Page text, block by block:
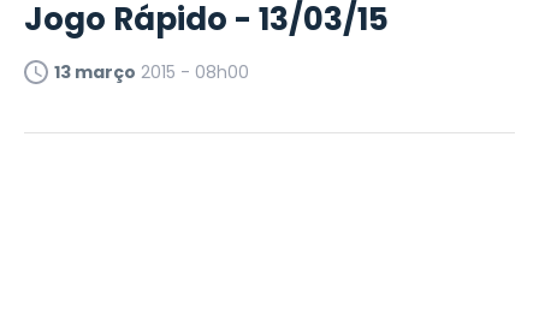
Jogo Rápido - 13/03/15
13 março 2015 - 08h00